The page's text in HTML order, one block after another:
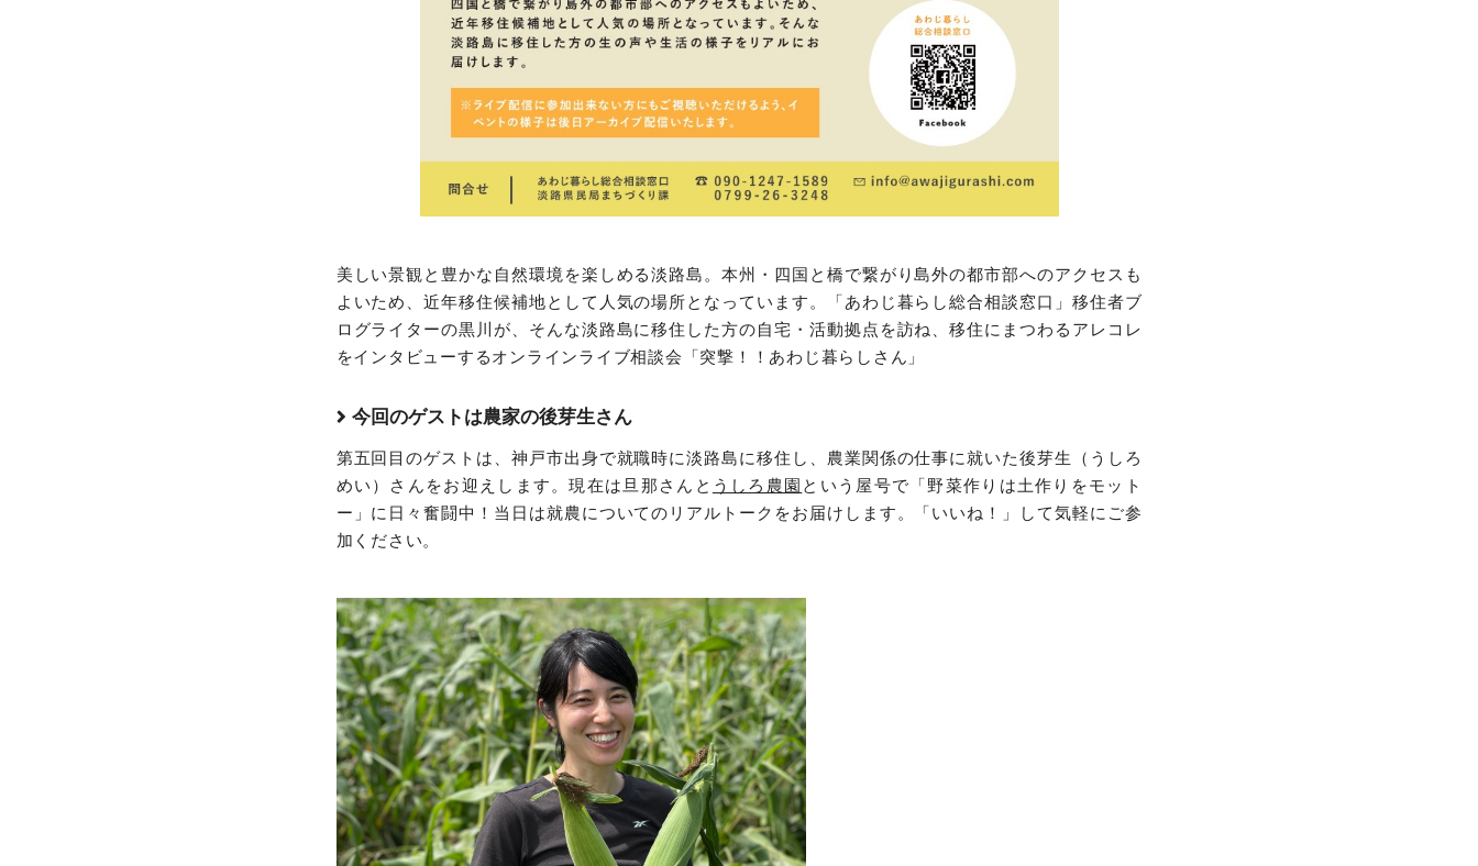
美しい景観と豊かな自然環境を楽しめる淡路島。本州・四国と橋で繋がり島外の都市部へのアクセスも
よいため、近年移住候補地として人気の場所となっています。「あわじ暮らし総合相談窓口」移住者ブ
ログライターの黒川が、そんな淡路島に移住した方の自宅・活動拠点を訪ね、移住にまつわるアレコレ
をインタビューするオンラインライブ相談会「突撃！！あわじ暮らしさん」
今回のゲストは農家の後芽生さん
第五回目のゲストは、神戸市出身で就職時に淡路島に移住し、農業関係の仕事に就いた後芽生（うしろ
めい）さんをお迎えします。現在は旦那さんと うしろ農園 という屋号で「野菜作りは土作りをモット
ー」に日々奮闘中！当日は就農についてのリアルトークをお届けします。「いいね！」して気軽にご参
加ください。